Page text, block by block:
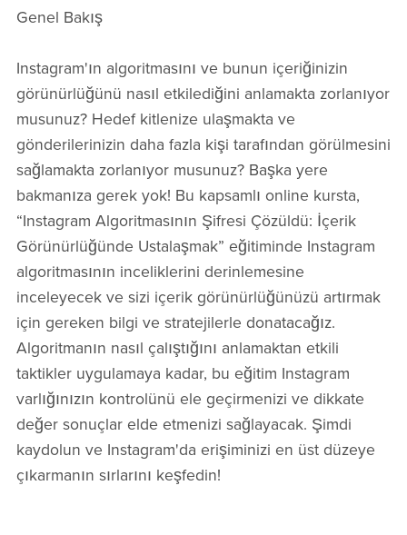
Genel Bakış
Instagram'ın algoritmasını ve bunun içeriğinizin
görünürlüğünü nasıl etkilediğini anlamakta zorlanıyor
musunuz? Hedef kitlenize ulaşmakta ve
gönderilerinizin daha fazla kişi tarafından görülmesini
sağlamakta zorlanıyor musunuz? Başka yere
bakmanıza gerek yok! Bu kapsamlı online kursta,
“Instagram Algoritmasının Şifresi Çözüldü: İçerik
Görünürlüğünde Ustalaşmak” eğitiminde Instagram
algoritmasının inceliklerini derinlemesine
inceleyecek ve sizi içerik görünürlüğünüzü artırmak
için gereken bilgi ve stratejilerle donatacağız.
Algoritmanın nasıl çalıştığını anlamaktan etkili
taktikler uygulamaya kadar, bu eğitim Instagram
varlığınızın kontrolünü ele geçirmenizi ve dikkate
değer sonuçlar elde etmenizi sağlayacak. Şimdi
kaydolun ve Instagram'da erişiminizi en üst düzeye
çıkarmanın sırlarını keşfedin!